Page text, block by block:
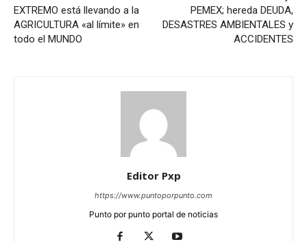
EXTREMO está llevando a la
AGRICULTURA «al límite» en
todo el MUNDO
PEMEX; hereda DEUDA,
DESASTRES AMBIENTALES y
ACCIDENTES
Editor Pxp
https://www.puntoporpunto.com
Punto por punto portal de noticias